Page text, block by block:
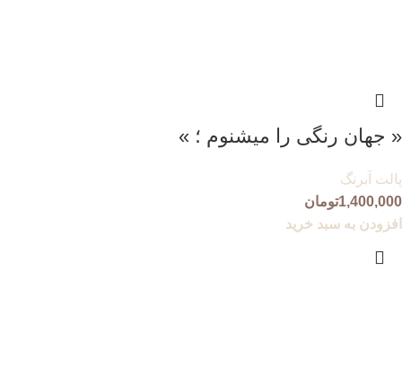
« جهان رنگی را میشنوم ؛ »
پالت آبرنگ
1,400,000تومان
افزودن به سبد خرید